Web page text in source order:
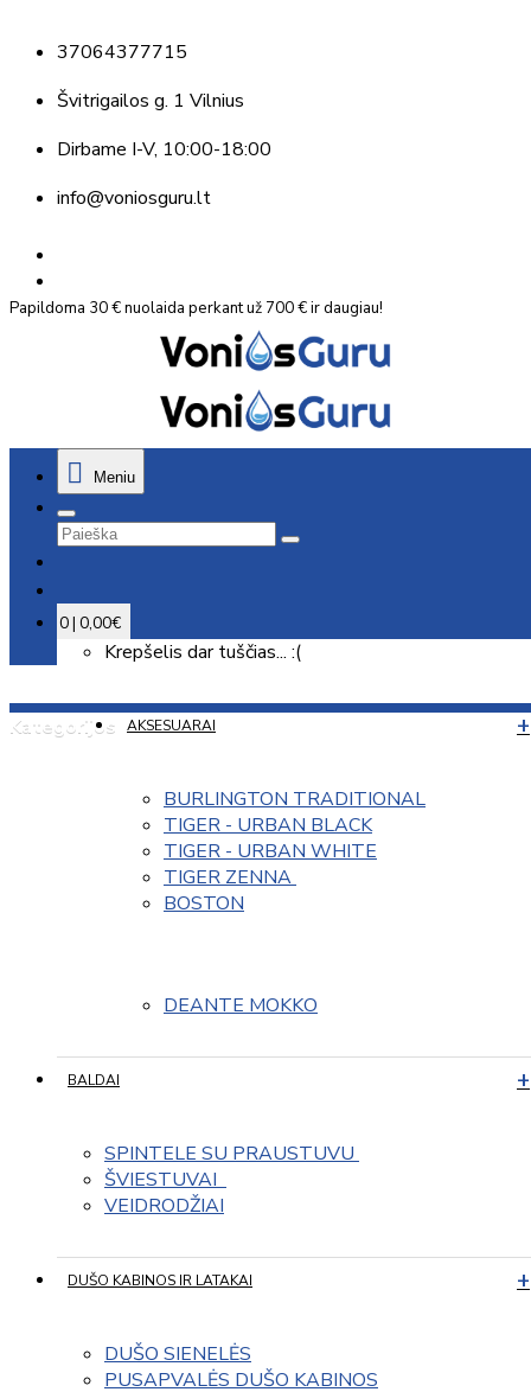
37064377715
Švitrigailos g. 1 Vilnius
Dirbame I-V, 10:00-18:00
info@voniosguru.lt
Papildoma 30 € nuolaida perkant už 700 € ir daugiau!
Meniu
0 | 0,00€
Krepšelis dar tuščias... :(
Kategorijos AKSESUARAI
BURLINGTON TRADITIONAL
TIGER - URBAN BLACK
TIGER - URBAN WHITE
TIGER ZENNA
BOSTON
DEANTE MOKKO
BALDAI
SPINTELE SU PRAUSTUVU
ŠVIESTUVAI
VEIDRODŽIAI
DUŠO KABINOS IR LATAKAI
DUŠO SIENELĖS
PUSAPVALĖS DUŠO KABINOS